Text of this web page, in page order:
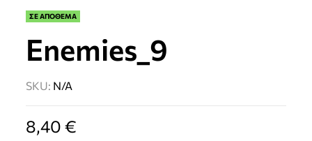
ΣΕ ΑΠΟΘΕΜΑ
Enemies_9
SKU: N/A
8,40€